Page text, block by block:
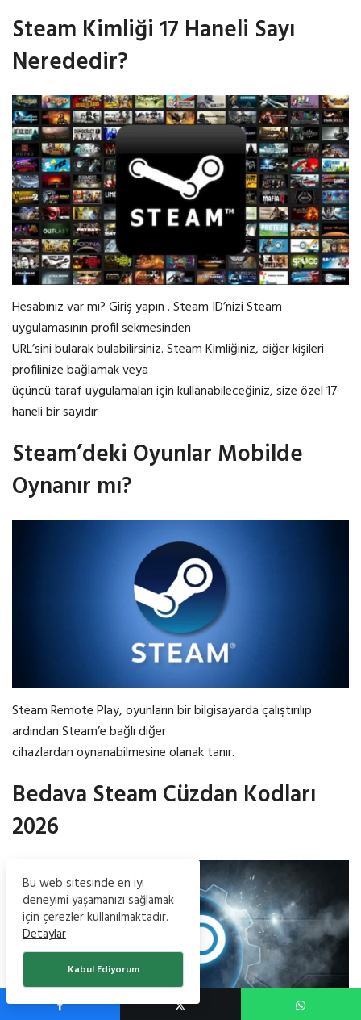
Steam Kimliği 17 Haneli Sayı
Nerededir?
Hesabınız var mı? Giriş yapın . Steam ID’nizi Steam
uygulamasının profil sekmesinden
URL’sini bularak bulabilirsiniz. Steam Kimliğiniz, diğer kişileri
profilinize bağlamak veya
üçüncü taraf uygulamaları için kullanabileceğiniz, size özel 17
haneli bir sayıdır
Steam’deki Oyunlar Mobilde
Oynanır mı?
Steam Remote Play, oyunların bir bilgisayarda çalıştırılıp
ardından Steam’e bağlı diğer
cihazlardan oynanabilmesine olanak tanır.
Bedava Steam Cüzdan Kodları
2026
Bu web sitesinde en iyi
deneyimi yaşamanızı sağlamak
için çerezler kullanılmaktadır.
Detaylar
Kabul Ediyorum